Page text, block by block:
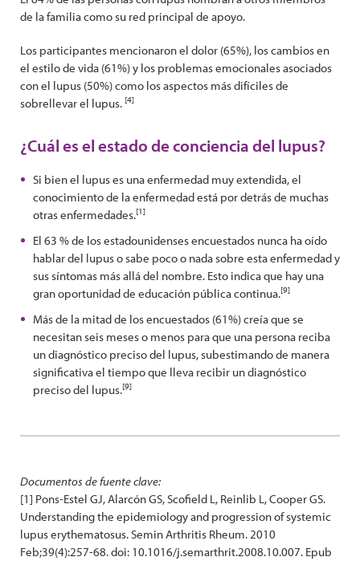
de la familia como su red principal de apoyo.
Los participantes mencionaron el dolor (65%), los cambios en
el estilo de vida (61%) y los problemas emocionales asociados
con el lupus (50%) como los aspectos más difíciles de
sobrellevar el lupus. [4]
¿Cuál es el estado de conciencia del lupus?
Si bien el lupus es una enfermedad muy extendida, el
conocimiento de la enfermedad está por detrás de muchas
otras enfermedades.[1]
El 63 % de los estadounidenses encuestados nunca ha oído
hablar del lupus o sabe poco o nada sobre esta enfermedad y
sus síntomas más allá del nombre. Esto indica que hay una
gran oportunidad de educación pública continua.[9]
Más de la mitad de los encuestados (61%) creía que se
necesitan seis meses o menos para que una persona reciba
un diagnóstico preciso del lupus, subestimando de manera
significativa el tiempo que lleva recibir un diagnóstico
preciso del lupus.[9]
Documentos de fuente clave:
[1] Pons-Estel GJ, Alarcón GS, Scofield L, Reinlib L, Cooper GS.
Understanding the epidemiology and progression of systemic
lupus erythematosus. Semin Arthritis Rheum. 2010
Feb;39(4):257-68. doi: 10.1016/j.semarthrit.2008.10.007. Epub